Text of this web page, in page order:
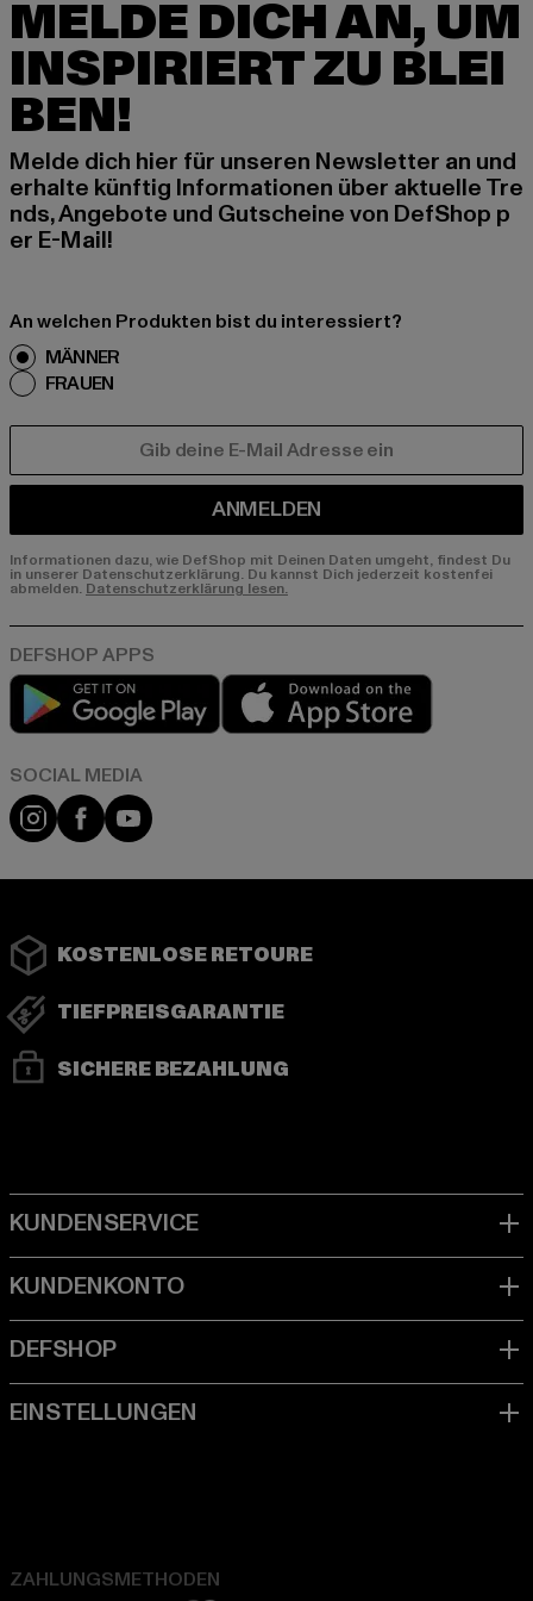
MELDE DICH AN, UM
INSPIRIERT ZU BLEI
BEN!
Melde dich hier für unseren Newsletter an und
erhalte künftig Informationen über aktuelle Tre
nds, Angebote und Gutscheine von DefShop p
er E-Mail!
An welchen Produkten bist du interessiert?
MÄNNER
FRAUEN
ANMELDEN
Informationen dazu, wie DefShop mit Deinen Daten umgeht, findest Du
in unserer Datenschutzerklärung. Du kannst Dich jederzeit kostenfei
abmelden. Datenschutzerklärung lesen.
Play market
Instagram
FacebookYouTube
KOSTENLOSE RETOURE
TIEFPREISGARANTIE
SICHERE BEZAHLUNG
ZAHLUNGSMETHODEN